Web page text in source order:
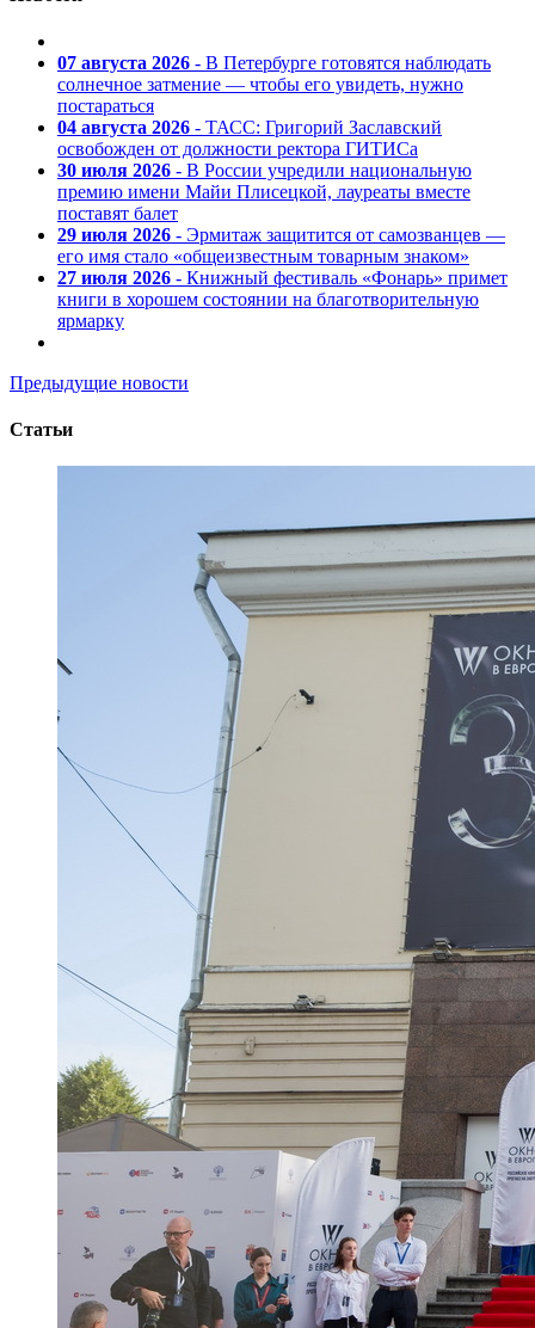
07 августа 2026 - В Петербурге готовятся наблюдать
солнечное затмение — чтобы его увидеть, нужно
постараться
04 августа 2026 - ТАСС: Григорий Заславский
освобожден от должности ректора ГИТИСа
30 июля 2026 - В России учредили национальную
премию имени Майи Плисецкой, лауреаты вместе
поставят балет
29 июля 2026 - Эрмитаж защитится от самозванцев —
его имя стало «общеизвестным товарным знаком»
27 июля 2026 - Книжный фестиваль «Фонарь» примет
книги в хорошем состоянии на благотворительную
ярмарку
Предыдущие новости
Статьи